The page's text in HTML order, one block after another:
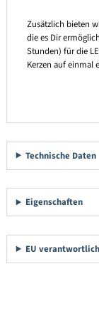
Zusätzlich bieten
die es Dir
Stunden) für die
Kerzen auf einmal
Technische Daten
Eigenschaften
EU